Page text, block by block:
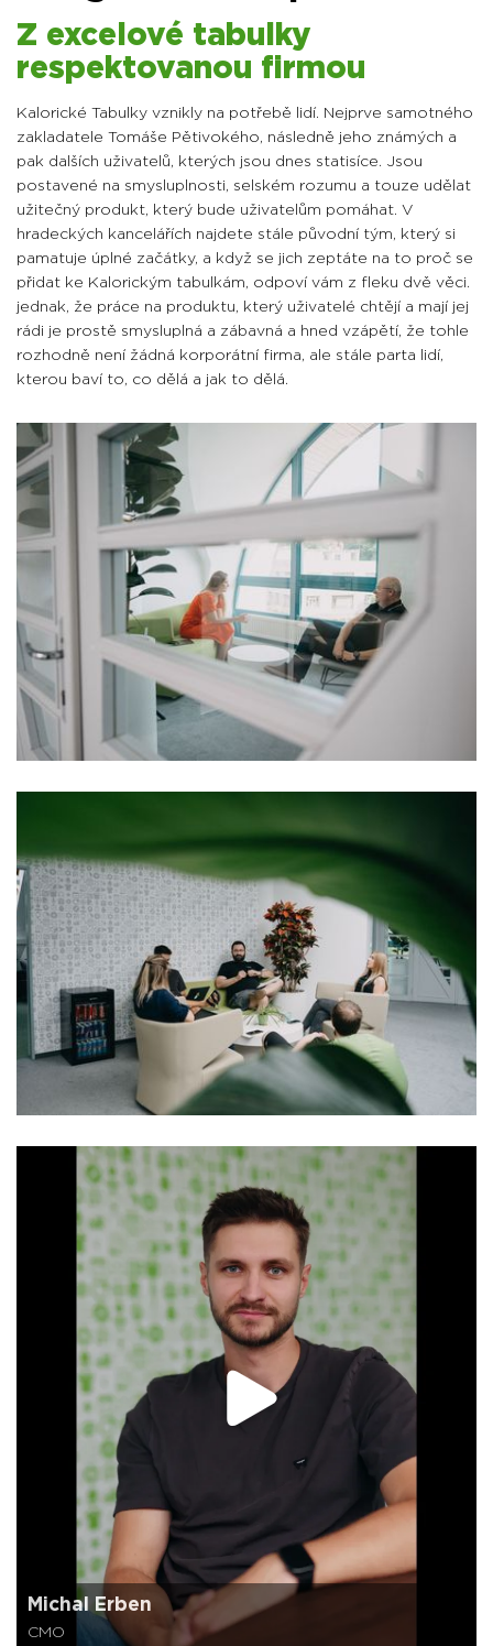
Z excelové tabulky
respektovanou firmou
Kalorické Tabulky vznikly na potřebě lidí. Nejprve samotného
zakladatele Tomáše Pětivokého, následně jeho známých a
pak dalších uživatelů, kterých jsou dnes statisíce. Jsou
postavené na smysluplnosti, selském rozumu a touze udělat
užitečný produkt, který bude uživatelům pomáhat. V
hradeckých kancelářích najdete stále původní tým, který si
pamatuje úplné začátky, a když se jich zeptáte na to proč se
přidat ke Kalorickým tabulkám, odpoví vám z fleku dvě věci.
jednak, že práce na produktu, který uživatelé chtějí a mají jej
rádi je prostě smysluplná a zábavná a hned vzápětí, že tohle
rozhodně není žádná korporátní firma, ale stále parta lidí,
kterou baví to, co dělá a jak to dělá.
Michal Erben
CMO